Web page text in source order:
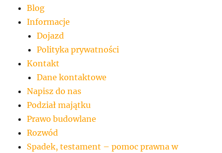
Blog
Informacje
Dojazd
Polityka prywatności
Kontakt
Dane kontaktowe
Napisz do nas
Podział majątku
Prawo budowlane
Rozwód
Spadek, testament – pomoc prawna w